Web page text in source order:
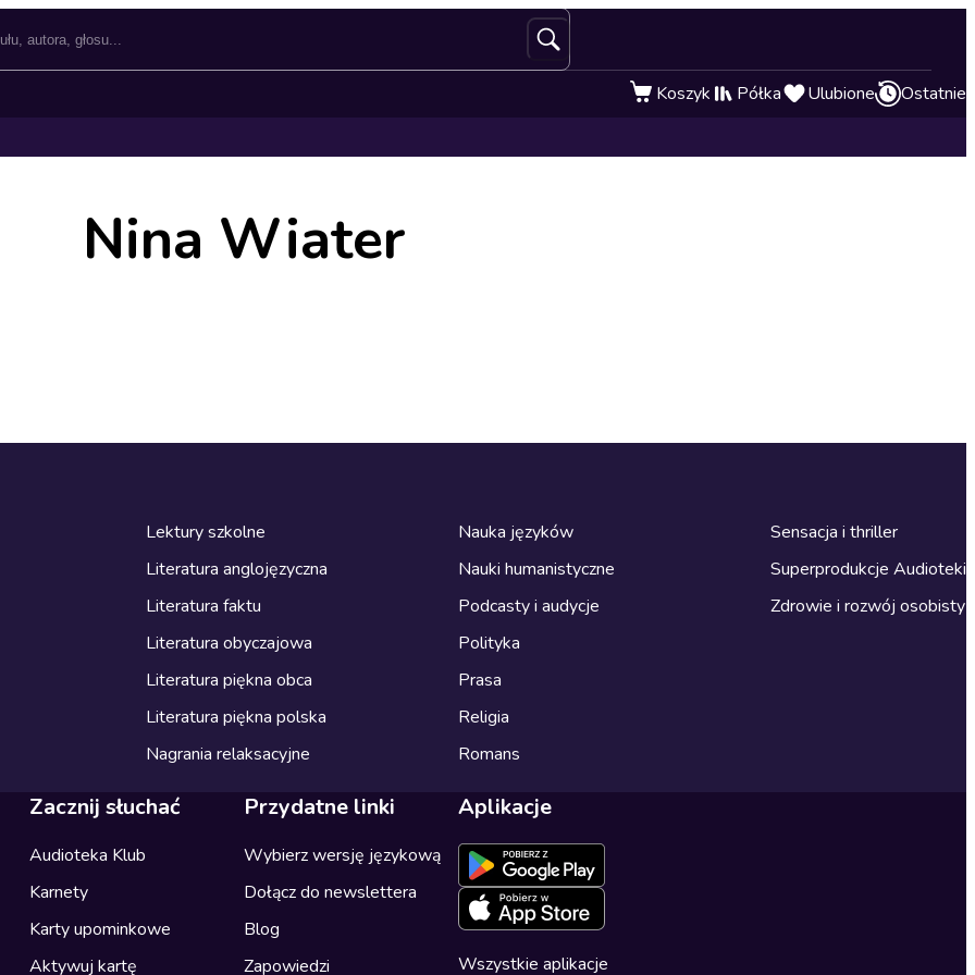
Koszyk Półka Ulubione Ostatnie
Nina Wiater
Lektury szkolne
Literatura anglojęzyczna
Literatura faktu
Literatura obyczajowa
Literatura piękna obca
Literatura piękna polska
Nagrania relaksacyjne
Nauka języków
Nauki humanistyczne
Podcasty i audycje
Polityka
Prasa
Religia
Romans
Sensacja i thriller
Superprodukcje Audioteki
Zdrowie i rozwój osobisty
Zacznij słuchać
Audioteka Klub
Karnety
Karty upominkowe
Aktywuj kartę
Przydatne linki
Wybierz wersję językową
Dołącz do newslettera
Blog
Zapowiedzi
Aplikacje
Wszystkie aplikacje